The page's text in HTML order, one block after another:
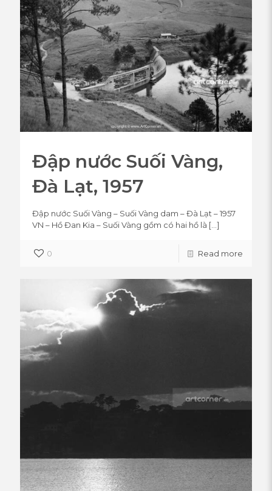
Đập nước Suối Vàng,
Đà Lạt, 1957
Đập nước Suối Vàng – Suối Vàng dam – Đà Lạt – 1957
VN – Hồ Đan Kia – Suối Vàng gồm có hai hồ là […]
0 Read more